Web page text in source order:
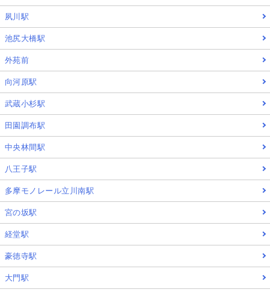
夙川駅
池尻大橋駅
外苑前
向河原駅
武蔵小杉駅
田園調布駅
中央林間駅
八王子駅
多摩モノレール立川南駅
宮の坂駅
経堂駅
豪徳寺駅
大門駅